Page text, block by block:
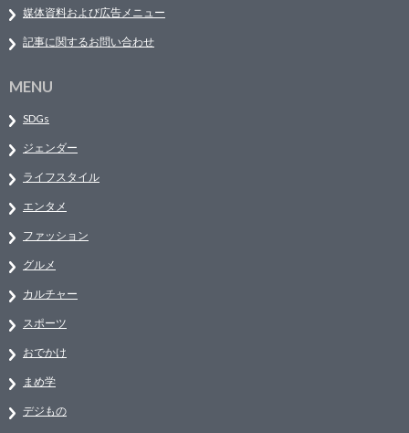
媒体資料および広告メニュー
記事に関するお問い合わせ
MENU
SDGs
ジェンダー
ライフスタイル
エンタメ
ファッション
グルメ
カルチャー
スポーツ
おでかけ
まめ学
デジもの